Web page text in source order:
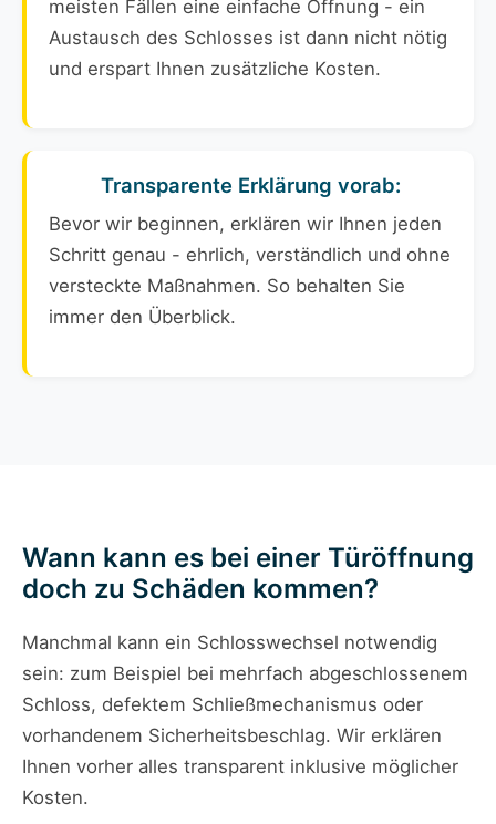
meisten Fällen eine einfache Öffnung - ein
Austausch des Schlosses ist dann nicht nötig
und erspart Ihnen zusätzliche Kosten.
Transparente Erklärung vorab:
Bevor wir beginnen, erklären wir Ihnen jeden
Schritt genau - ehrlich, verständlich und ohne
versteckte Maßnahmen. So behalten Sie
immer den Überblick.
Wann kann es bei einer Türöffnung
doch zu Schäden kommen?
Manchmal kann ein Schlosswechsel notwendig
sein: zum Beispiel bei mehrfach abgeschlossenem
Schloss, defektem Schließmechanismus oder
vorhandenem Sicherheitsbeschlag. Wir erklären
Ihnen vorher alles transparent inklusive möglicher
Kosten.